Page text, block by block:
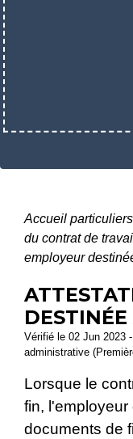
Accueil particuliers
du contrat de
employeur
Vérifié le 02 Jun 2023
administrative
Lorsque le
fin, l'employeur
documents de